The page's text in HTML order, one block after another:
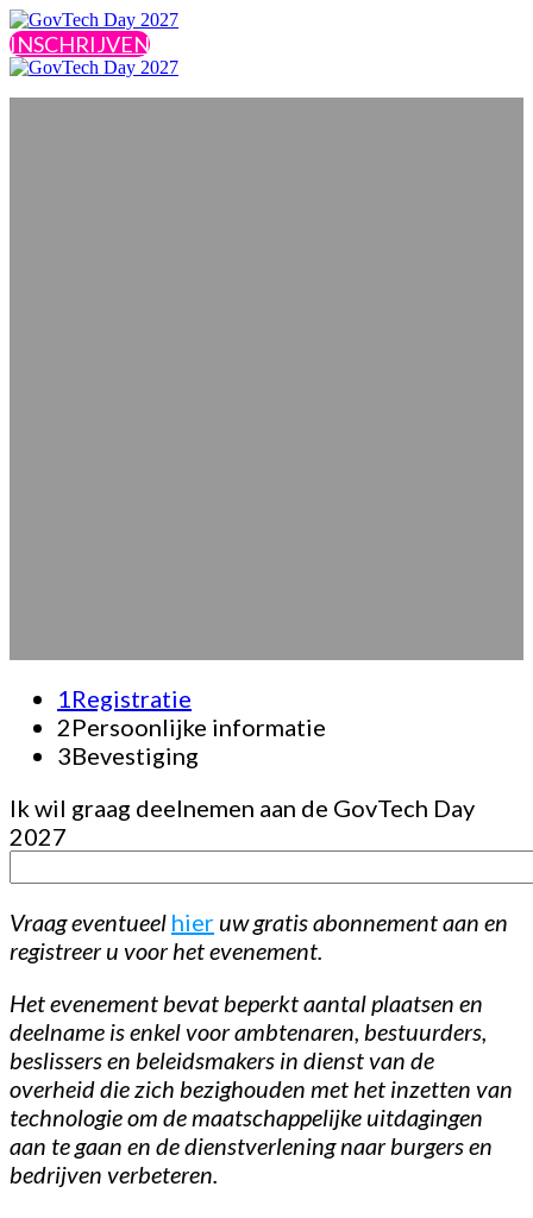
INSCHRIJVEN
1Registratie
2Persoonlijke informatie
3Bevestiging
Ik wil graag deelnemen aan de GovTech Day
2027
Vraag eventueel hier uw gratis abonnement aan en
registreer u voor het evenement.
Het evenement bevat beperkt aantal plaatsen en
deelname is enkel voor ambtenaren, bestuurders,
beslissers en beleidsmakers in dienst van de
overheid die zich bezighouden met het inzetten van
technologie om de maatschappelijke uitdagingen
aan te gaan en de dienstverlening naar burgers en
bedrijven verbeteren.